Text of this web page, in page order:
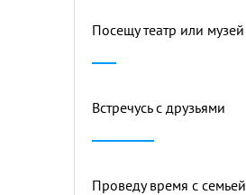
Посещу театр или музей
Встречусь с друзьями
Проведу время с семьей